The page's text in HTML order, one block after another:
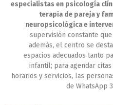
especialistas en psicología
terapia de pareja y
neuropsicológica e
supervisión constante
además, el centro se
espacios adecuados tanto
infantil; para agendar
horarios y servicios, las
de WhatsApp